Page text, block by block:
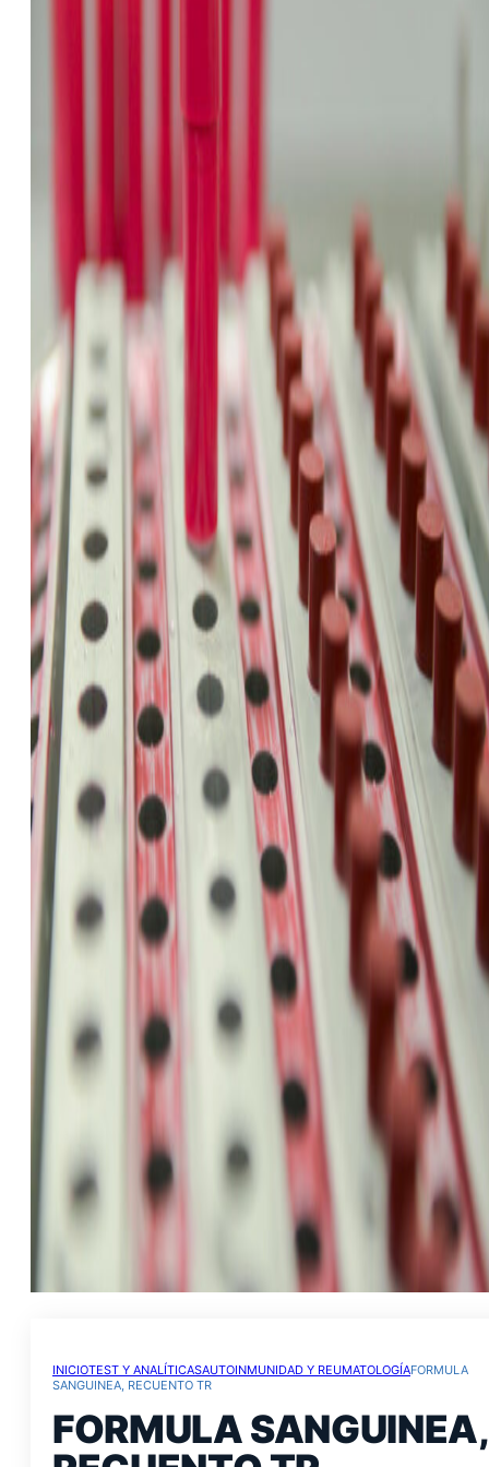
INICIOTEST Y ANALÍTICASAUTOINMUNIDAD Y REUMATOLOGÍAFORMULA
SANGUINEA, RECUENTO TR
FORMULA SANGUINEA,